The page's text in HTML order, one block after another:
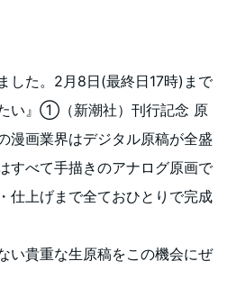
した。2月8日(最終日17時)まで
い』①（新潮社）刊行記念 原
漫画業界はデジタル原稿が全盛
すべて手描きのアナログ原画で
仕上げまで全ておひとりで完成
い貴重な生原稿をこの機会にぜ